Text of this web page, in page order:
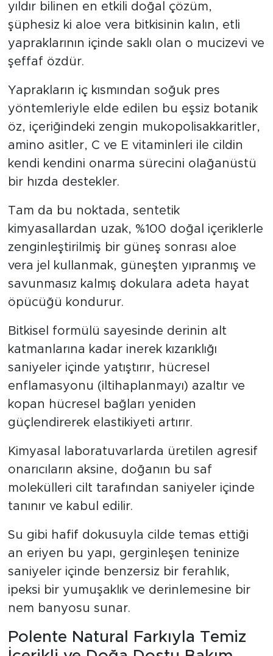
yıldır bilinen en etkili doğal çözüm,
şüphesiz ki aloe vera bitkisinin kalın, etli
yapraklarının içinde saklı olan o mucizevi ve
şeffaf özdür.
Yaprakların iç kısmından soğuk pres
yöntemleriyle elde edilen bu eşsiz botanik
öz, içeriğindeki zengin mukopolisakkaritler,
amino asitler, C ve E vitaminleri ile cildin
kendi kendini onarma sürecini olağanüstü
bir hızda destekler.
Tam da bu noktada, sentetik
kimyasallardan uzak, %100 doğal içeriklerle
zenginleştirilmiş bir güneş sonrası aloe
vera jel kullanmak, güneşten yıpranmış ve
savunmasız kalmış dokulara adeta hayat
öpücüğü kondurur.
Bitkisel formülü sayesinde derinin alt
katmanlarına kadar inerek kızarıklığı
saniyeler içinde yatıştırır, hücresel
enflamasyonu (iltihaplanmayı) azaltır ve
kopan hücresel bağları yeniden
güçlendirerek elastikiyeti artırır.
Kimyasal laboratuvarlarda üretilen agresif
onarıcıların aksine, doğanın bu saf
molekülleri cilt tarafından saniyeler içinde
tanınır ve kabul edilir.
Su gibi hafif dokusuyla cilde temas ettiği
an eriyen bu yapı, gerginleşen teninize
saniyeler içinde benzersiz bir ferahlık,
ipeksi bir yumuşaklık ve derinlemesine bir
nem banyosu sunar.
Polente Natural Farkıyla Temiz